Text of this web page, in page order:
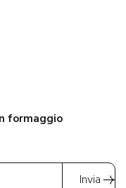
formaggio
Invia